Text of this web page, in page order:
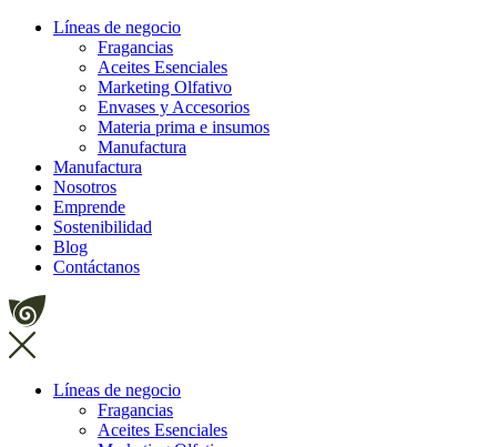
Líneas de negocio
Fragancias
Aceites Esenciales
Marketing Olfativo
Envases y Accesorios
Materia prima e insumos
Manufactura
Manufactura
Nosotros
Emprende
Sostenibilidad
Blog
Contáctanos
Líneas de negocio
Fragancias
Aceites Esenciales